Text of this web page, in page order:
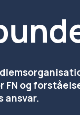
FN og